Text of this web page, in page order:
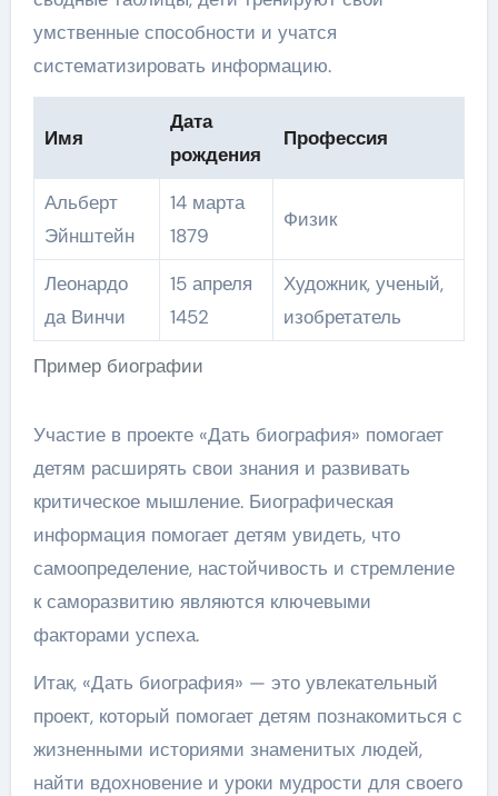
умственные способности и учатся
систематизировать информацию.
Пример биографии
Имя
Дата
рождения
Профессия
Альберт
Эйнштейн
14 марта
1879
Физик
Леонардо
да Винчи
15 апреля
1452
Художник, ученый,
изобретатель
Участие в проекте «Дать биография» помогает
детям расширять свои знания и развивать
критическое мышление. Биографическая
информация помогает детям увидеть, что
самоопределение, настойчивость и стремление
к саморазвитию являются ключевыми
факторами успеха.
Итак, «Дать биография» — это увлекательный
проект, который помогает детям познакомиться с
жизненными историями знаменитых людей,
найти вдохновение и уроки мудрости для своего